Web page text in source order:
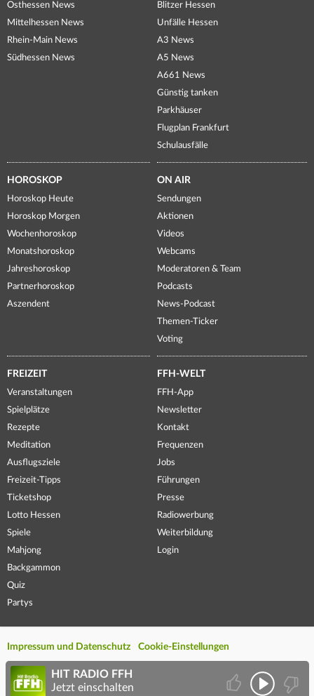
Osthessen News
Mittelhessen News
Rhein-Main News
Südhessen News
Blitzer Hessen
Unfälle Hessen
A3 News
A5 News
A661 News
Günstig tanken
Parkhäuser
Flugplan Frankfurt
Schulausfälle
HOROSKOP
Horoskop Heute
Horoskop Morgen
Wochenhoroskop
Monatshoroskop
Jahreshoroskop
Partnerhoroskop
Aszendent
ON AIR
Sendungen
Aktionen
Videos
Webcams
Moderatoren & Team
Podcasts
News-Podcast
Themen-Ticker
Voting
FREIZEIT
Veranstaltungen
Spielplätze
Rezepte
Meditation
Ausflugsziele
Freizeit-Tipps
Ticketshop
Lotto Hessen
Spiele
Mahjong
Backgammon
Quiz
Partys
FFH-WELT
FFH-App
Newsletter
Kontakt
Frequenzen
Jobs
Führungen
Presse
Radiowerbung
Weiterbildung
Login
Impressum und Datenschutz Cookie-Einstellungen
HIT RADIO FFH
Jetzt einschalten